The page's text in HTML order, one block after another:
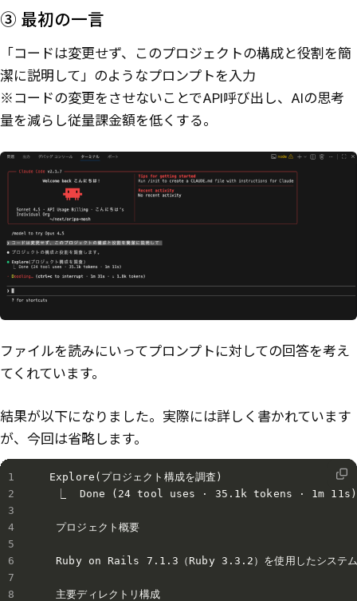
③ 最初の一言
「コードは変更せず、このプロジェクトの構成と役割を簡
潔に説明して」のようなプロンプトを入力
※コードの変更をさせないことでAPI呼び出し、AIの思考
量を減らし従量課金額を低くする。
ファイルを読みにいってプロンプトに対しての回答を考え
てくれています。
結果が以下になりました。実際には詳しく書かれています
が、今回は省略します。
Explore(プロジェクト構成を調査)
⎿  Done (24
  プロジェクト概要
Ruby on Rails 7.1.3（Ruby 3.3.2）を使用したシステ
  主要ディレクトリ構成